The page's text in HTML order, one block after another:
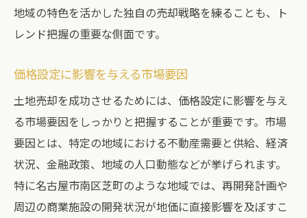
地域の特色を活かした独自の売却戦略を練ることも、ト
レンド把握の重要な側面です。
価格設定に影響を与える市場要因
土地売却を成功させるためには、価格設定に影響を与え
る市場要因をしっかりと把握することが重要です。市場
要因とは、特定の地域における不動産需要と供給、経済
状況、金融政策、地域の人口動態などが挙げられます。
特に名古屋市南区芝町のような地域では、再開発計画や
周辺の商業施設の開発状況が地価に直接影響を及ぼすこ